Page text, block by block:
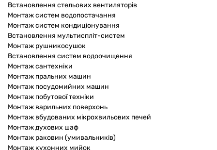
Встановлення стельових вентиляторів
Монтаж систем водопостачання
Монтаж систем кондиціонування
Встановлення мультиспліт-систем
Монтаж рушникосушок
Встановлення систем водоочищення
Монтаж сантехніки
Монтаж пральних машин
Монтаж посудомийних машин
Монтаж побутової техніки
Монтаж варильних поверхонь
Монтаж вбудованих мікрохвильових печей
Монтаж духових шаф
Монтаж раковин (умивальників)
Монтаж кухонних мийок